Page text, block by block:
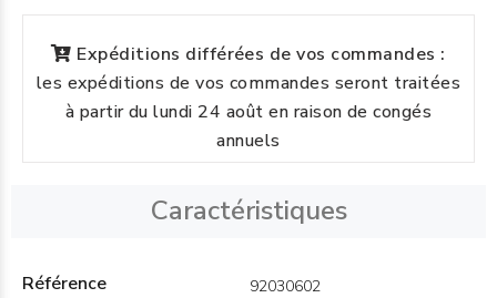
Expéditions différées de vos commandes :
les expéditions de vos commandes seront traitées
à partir du lundi 24 août en raison de congés
annuels
Caractéristiques
Référence 92030602